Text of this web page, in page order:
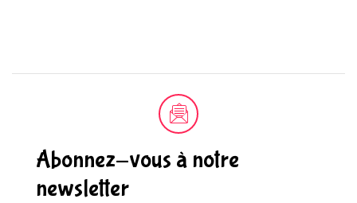
Abonnez-vous à notre
newsletter